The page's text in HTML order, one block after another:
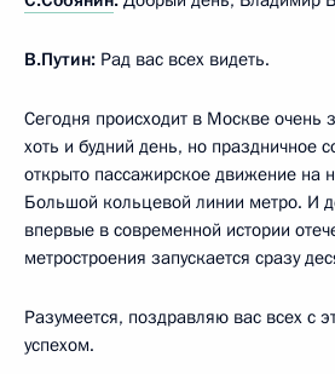
В.Путин: Рад вас всех видеть.
Сегодня происходит в Москве очень
хоть и будний день, но праздничное
открыто пассажирское движение на
Большой кольцевой линии метро. И
впервые в современной истории
метростроения запускается сразу
Разумеется, поздравляю вас всех с
успехом.